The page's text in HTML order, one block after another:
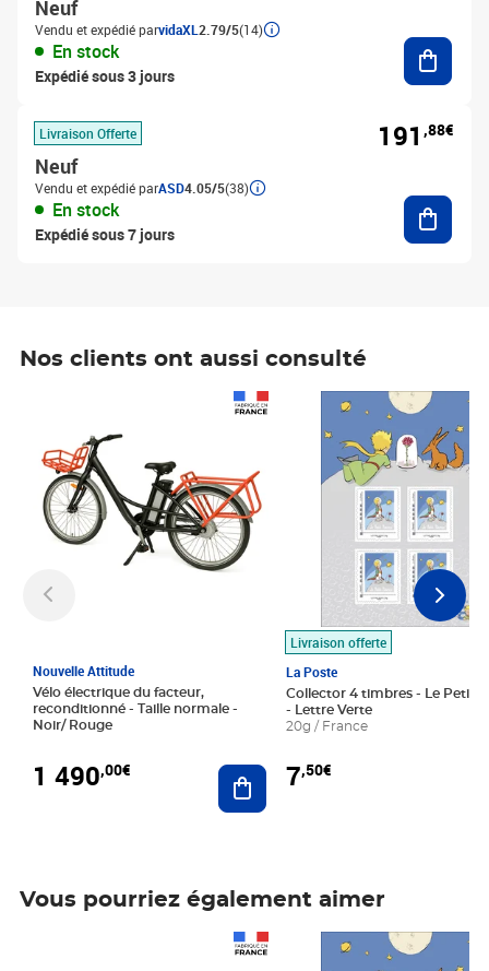
Neuf
Vendu et expédié parvidaXL 2.79/5(14)
En stock
Expédié sous 3 jours
Livraison Offerte
Neuf
Vendu et expédié parASD4.05/5(38)
En stock
Expédié sous 7 jours
191 ,88€
Nos clients ont aussi consulté
Nouvelle Attitude
Vélo électrique du facteur,
reconditionné - Taille normale -
Noir/ Rouge
1 490,00€ Ajouter au panier
Livraison offerte
La Poste
Collector 4 timbres - Le Petit
- Lettre Verte
20g / France
7,50€
Prix 7,50€
Vous pourriez également aimer
Prix 7,50€